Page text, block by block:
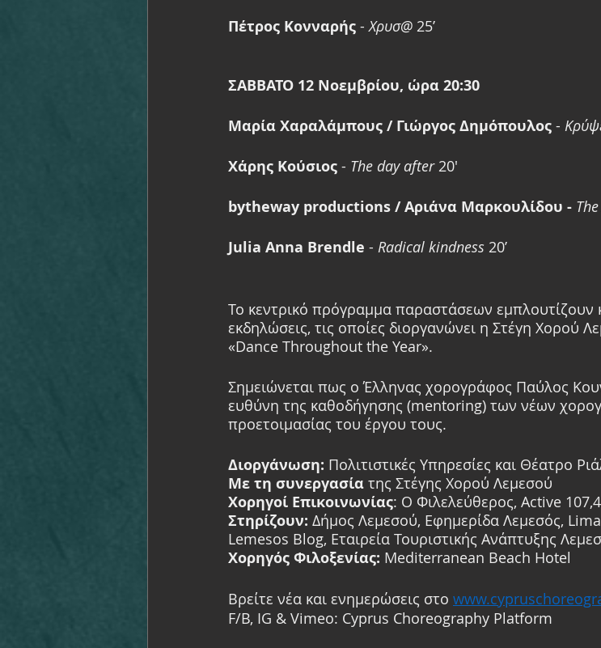
Πέτρος Κονναρής - Χρυσ@ 25’
ΣΑΒΒΑΤΟ 12 Νοεμβρίου, ώρα 20:30
Μαρία Χαραλάμπους / Γιώργος Δημόπουλος -
Χάρης Κούσιος - The day after 20'
bytheway productions / Αριάνα Μαρκουλίδου -
Julia Anna Brendle - Radical kindness 20’
Το κεντρικό πρόγραμμα παραστάσεων εμπλουτίζουν
εκδηλώσεις, τις οποίες διοργανώνει η Στέγη Χορού
«Dance Throughout the Year».
Σημειώνεται πως ο Έλληνας χορογράφος Παύλος
ευθύνη της καθοδήγησης (mentoring) των νέων
προετοιμασίας του έργου τους.
Διοργάνωση: Πολιτιστικές Υπηρεσίες και Θέατρο
Με τη συνεργασία της Στέγης Χορού Λεμεσού
Χορηγοί Επικοινωνίας: O Φιλελεύθερος, Active
Στηρίζουν: Δήμος Λεμεσού, Εφημερίδα Λεμεσός,
Lemesos Blog, Εταιρεία Τουριστικής Ανάπτυξης
Χορηγός Φιλοξενίας: Mediterranean Beach Hotel
Βρείτε νέα και ενημερώσεις στο
F/B, IG & Vimeo: Cyprus Choreography Platform